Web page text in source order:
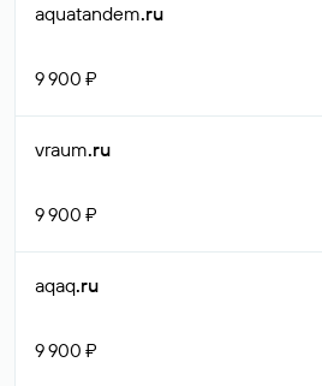
aquatandem.ru
9 900 ₽
vraum.ru
9 900 ₽
aqaq.ru
9 900 ₽